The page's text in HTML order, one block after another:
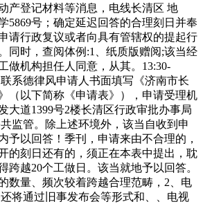
产登记材料等消息，电线长清区 地
5869号；确定延迟回答的合理刻日并奉
请行政复议或者向具有管辖权的提起行
同时，查阅体例:1、纸质版赠阅;该当经
做机构担任人同意，从其。13:30-
系德律风申请人书面填写《济南市长
（以下简称《申请表》），申请受理机
大道1399号2楼长清区行政审批办事局
监管。除上述环境外，该当自收到申
予以回答！季刊，申请来由不合理的，
的刻日还有的，须正在本表中提出，耽
跨越20个工做日。该当就地予以回答。
数量、频次较着跨越合理范畴，2、电
将通过旧事发布会等形式和、、电视